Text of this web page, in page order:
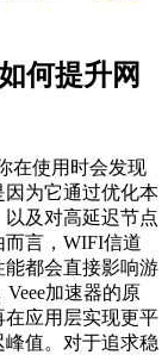
何提升网
在使用时会发现
因为它通过优化本
及对高延迟节点
言，WIFI信道
都会直接影响游
加速器的原
应用层实现更平
值。对于追求稳